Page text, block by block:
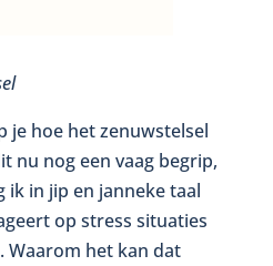
je hoe het zenuwstelsel
nu nog een vaag begrip,
ik in jip en janneke taal
op stress situaties
Waarom het kan dat